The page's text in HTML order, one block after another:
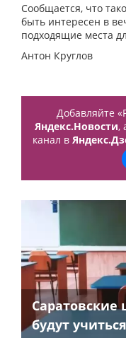
Сообщается, что
быть интересен в
подходящие места
Антон Круглов
Добавляйте
Яндекс.Новости,
канал в
Саратовские
будут